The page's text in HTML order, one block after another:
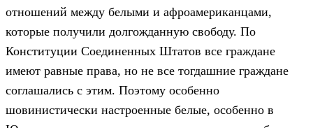
отношений между белыми и афроамериканцами,
которые получили долгожданную свободу. По
Конституции Соединенных Штатов все граждане
имеют равные права, но не все тогдашние граждане
соглашались с этим. Поэтому особенно
шовинистически настроенные белые, особенно в